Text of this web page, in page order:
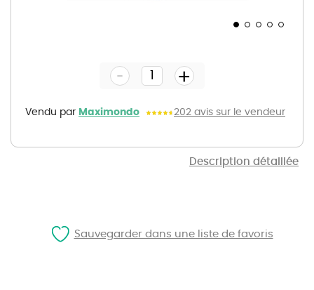
Description détaillée
gallery
Vendu par Maximondo 202 avis sur le vendeur
- +
Sauvegarder dans une liste de favoris